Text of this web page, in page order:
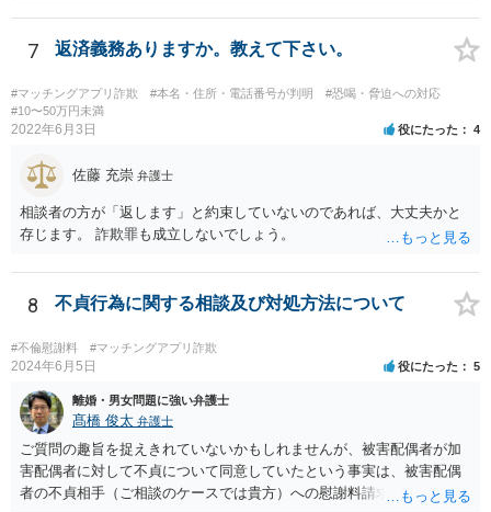
7 返済義務ありますか。教えて下さい。
#マッチングアプリ詐欺 #本名・住所・電話番号が判明
#恐喝・脅迫への対応
#10〜50万円未満
2022年6月3日 役にたった 4
佐藤 充崇 弁護士
相談者の方が「返します」と約束していないのであれば、大丈夫かと
存じます。 詐欺罪も成立しないでしょう。
8 不貞行為に関する相談及び対処方法について
#不倫慰謝料 #マッチングアプリ詐欺
2024年6月5日 役にたった 5
離婚・男女問題に強い弁護士
髙橋 俊太 弁護士
ご質問の趣旨を捉えきれていないかもしれませんが、被害配偶者が加
害配偶者に対して不貞について同意していたという事実は、被害配偶
者の不貞相手（ご相談のケースでは貴方）への慰謝料請求に対する反